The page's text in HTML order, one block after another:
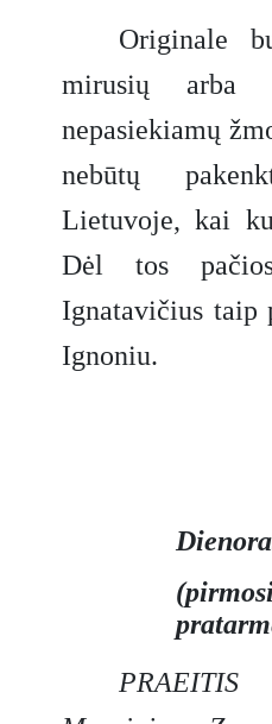
Originale
mirusių arba
nepasiekiamų
nebūtų
Lietuvoje, kai
Dėl tos
Ignatavičius taip
Ignoniu.